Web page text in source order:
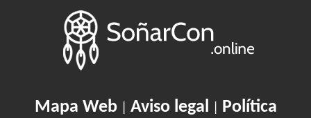
Mapa Web| Aviso legal
Política